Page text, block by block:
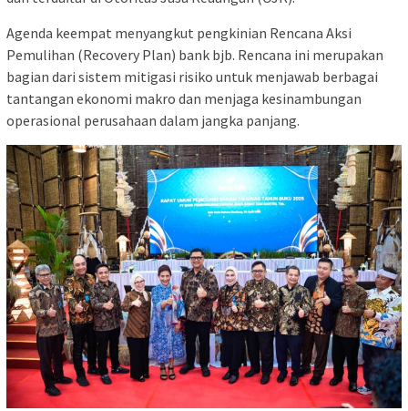
Agenda keempat menyangkut pengkinian Rencana Aksi
Pemulihan (Recovery Plan) bank bjb. Rencana ini merupakan
bagian dari sistem mitigasi risiko untuk menjawab berbagai
tantangan ekonomi makro dan menjaga kesinambungan
operasional perusahaan dalam jangka panjang.